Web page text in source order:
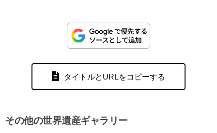
タイトルとURLをコピーする
その他の世界遺産ギャラリー